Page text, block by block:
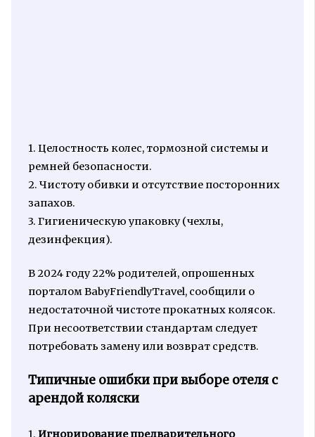
1. Целостность колес, тормозной системы и
ремней безопасности.
2. Чистоту обивки и отсутствие посторонних
запахов.
3. Гигиеническую упаковку (чехлы,
дезинфекция).
В 2024 году 22% родителей, опрошенных
порталом BabyFriendlyTravel, сообщили о
недостаточной чистоте прокатных колясок.
При несоответствии стандартам следует
потребовать замену или возврат средств.
Типичные ошибки при выборе отеля с
арендой коляски
1. Игнорирование предварительного